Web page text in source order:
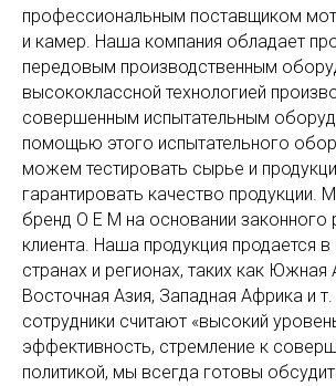
профессиональным поставщиком
и камер. Наша компания обладает
передовым производственным
высококлассной технологией
совершенным испытательным
помощью этого испытательного
можем тестировать сырье и
гарантировать качество продукции.
бренд O E M на основании законного
клиента. Наша продукция продается
странах и регионах, таких как
Восточная Азия, Западная Африка и
сотрудники считают «высокий
эффективность, стремление к
политикой, мы всегда готовы